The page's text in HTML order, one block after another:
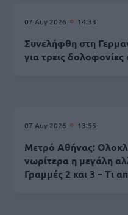
07 Αυγ 2026 14:33
Συνελήφθη στη
για τρεις
07 Αυγ 2026 13:55
Μετρό Αθήνας:
νωρίτερα η μεγάλη
Γραμμές 2 και 3 – Τι